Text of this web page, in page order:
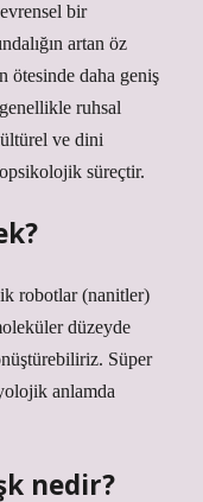
bir
artan öz
ötesinde daha geniş
ruhsal
ve dini
süreçtir.
robotlar (nanitler)
düzeyde
Süper
anlamda
nedir?